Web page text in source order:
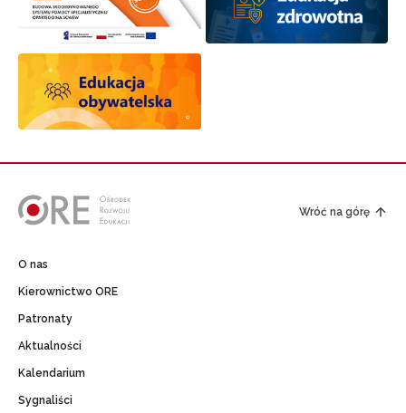
Wróć na górę
O nas
Kierownictwo ORE
Patronaty
Aktualności
Kalendarium
Sygnaliści